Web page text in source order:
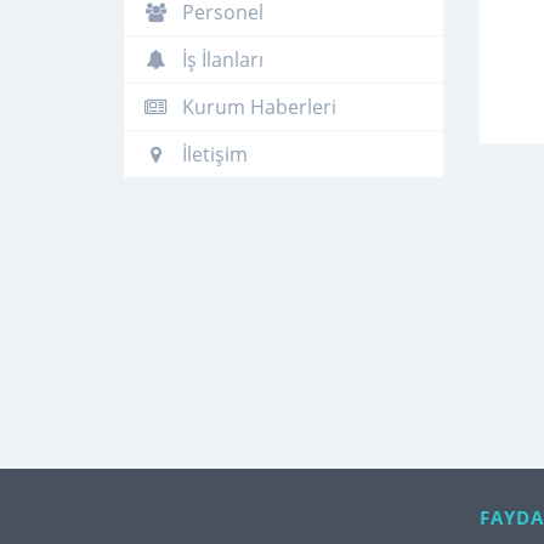
Personel
İş İlanları
Kurum Haberleri
İletişim